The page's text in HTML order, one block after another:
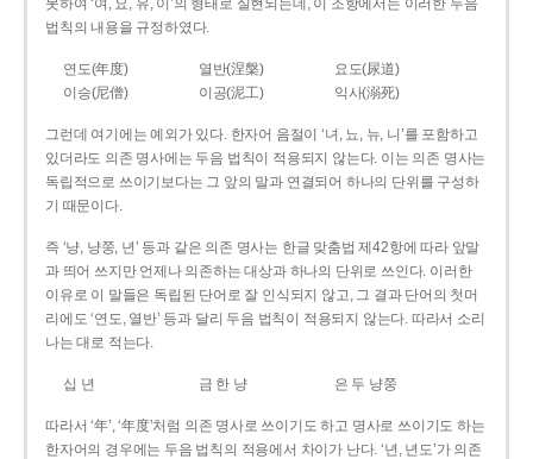
못하여 ‘여, 요, 유, 이’의 형태로 실현되는데, 이 조항에서는 이러한 두음
법칙의 내용을 규정하였다.
연도(年度) 열반(涅槃)
요도(尿道)
이승(尼僧)
이공(泥工) 익사(溺死)
그런데 여기에는 예외가 있다. 한자어 음절이 ‘녀, 뇨, 뉴, 니’를 포함하고
있더라도 의존 명사에는 두음 법칙이 적용되지 않는다. 이는 의존 명사는
독립적으로 쓰이기보다는 그 앞의 말과 연결되어 하나의 단위를 구성하
기 때문이다.
즉 ‘냥, 냥쭝, 년’ 등과 같은 의존 명사는 한글 맞춤법 제42항에 따라 앞말
과 띄어 쓰지만 언제나 의존하는 대상과 하나의 단위로 쓰인다. 이러한
이유로 이 말들은 독립된 단어로 잘 인식되지 않고, 그 결과 단어의 첫머
리에도 ‘연도, 열반’ 등과 달리 두음 법칙이 적용되지 않는다. 따라서 소리
나는 대로 적는다.
십 년 금 한 냥 은 두 냥쭝
따라서 ‘年’, ‘年度’처럼 의존 명사로 쓰이기도 하고 명사로 쓰이기도 하는
한자어의 경우에는 두음 법칙의 적용에서 차이가 난다. ‘년, 년도’가 의존